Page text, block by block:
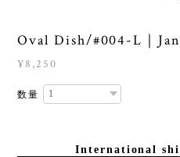
Oval Dish/#004-L｜
¥8,250
数量
International